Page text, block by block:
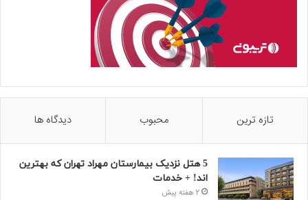
تازه ترین محبوب دیدگاه ها
5 هتل نزدیک بیمارستان مهراد تهران که بهترین‌
اند! + خدمات
2 هفته پیش